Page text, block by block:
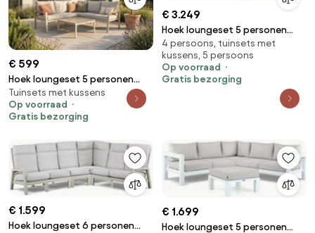
€ 599
Hoek loungeset 5 personen
Aluminium Taupe Domani
Furniture Leaf
Tuinsets met kussens
Op voorraad
Gratis bezorging
€ 3.249
Hoek loungeset 5 personen
Aluminium/rope Taupe Santika
Furniture Santika
4 persoons, tuinsets met
kussens, 5 persoons
Op voorraad
Gratis bezorging
€ 1.599
Hoek loungeset 6 personen
€ 1.699
Hoek loungeset 5 personen